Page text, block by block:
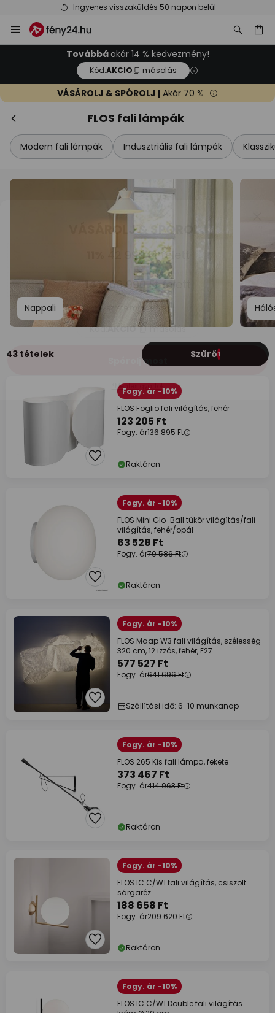
Ingyenes visszaküldés 50 napon belül
Ugrás
a
tartalomhozTovábbáakár 14 % kedvezmény!
Kód:AKCIO másolás
VÁSÁROLJ & SPÓROLJ | Akár 70 %
FLOS fali lámpák
Modern fali lámpák Indusztriális fali lámpák
Nappali
43 tételek Szűrő1
Fogy. ár -10%
FLOS Foglio fali világítás, fehér
123 205 Ft
Fogy. ár136 895 Ft
Raktáron
Fogy. ár -10%
FLOS Mini Glo-Ball tükör világítás/fali
világítás, fehér/opál
63 528 Ft
Fogy. ár70 586 Ft
Raktáron
Fogy. ár -10%
FLOS Maap W3 fali világítás, szélesség
320 cm, 12 izzós, fehér, E27
577 527 Ft
Fogy. ár641 696 Ft
Szállítási idő: 6-10 munkanap
Fogy. ár -10%
FLOS 265 Kis fali lámpa, fekete
373 467 Ft
Fogy. ár414 963 Ft
Raktáron
Fogy. ár -10%
FLOS IC C/W1 fali világítás, csiszolt
sárgaréz
188 658 Ft
Fogy. ár209 620 Ft
Raktáron
Fogy. ár -10%
FLOS IC C/W1 Double fali világítás
VÁSÁROLJ & SPÓROLJ
11%42 990 Ft felett
14%66 990 Ft felett
másolás
Spórolj most
*Mentes gyartok